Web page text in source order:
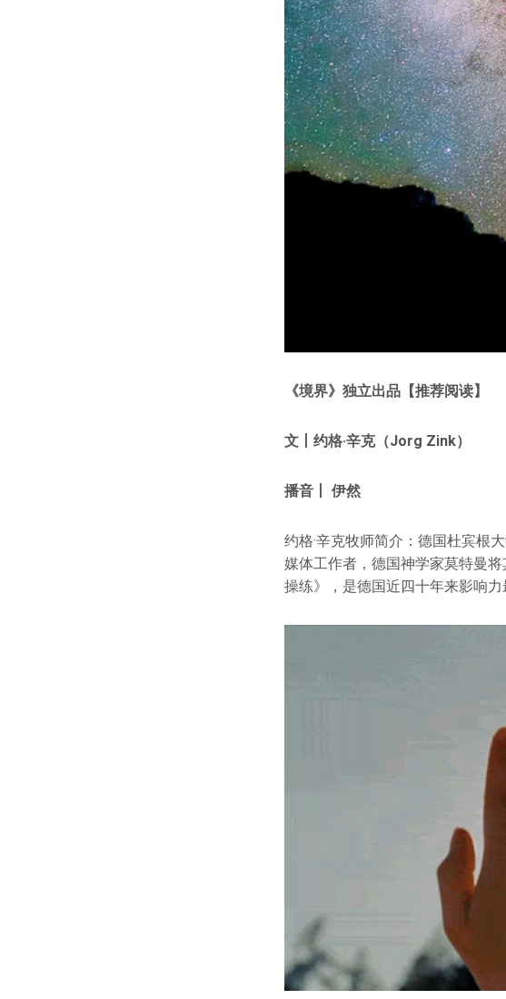
《境界》独立出品 【推荐阅读】
文丨约格·辛克（Jorg Zink）
播音丨 伊然
约格·辛克牧师简介：德国杜宾根
媒体工作者，德国神学家莫特曼
操练》，是德国近四十年来影响力